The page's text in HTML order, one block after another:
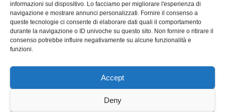
informazioni sul dispositivo. Lo facciamo per migliorare l'esperienza di
navigazione e mostrare annunci personalizzati. Fornire il consenso a
queste tecnologie ci consente di elaborare dati quali il comportamento
durante la navigazione o ID univoche su questo sito. Non fornire o ritirare il
consenso potrebbe influire negativamente su alcune funzionalità e
funzioni.
Accept
Deny
Proudly powered by WordPress|Tema: Newspaperex di
Scienza studio specialistico bracciano